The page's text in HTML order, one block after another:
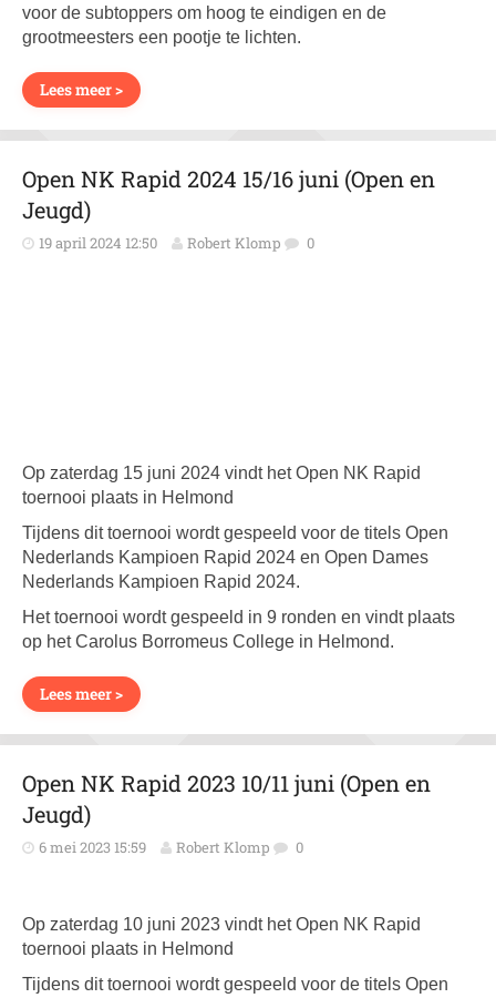
voor de subtoppers om hoog te eindigen en de
grootmeesters een pootje te lichten.
Lees meer >
Open NK Rapid 2024 15/16 juni (Open en
Jeugd)
19 april 2024 12:50 Robert Klomp 0
Op zaterdag 15 juni 2024 vindt het Open NK Rapid
toernooi plaats in Helmond
Tijdens dit toernooi wordt gespeeld voor de titels Open
Nederlands Kampioen Rapid 2024 en Open Dames
Nederlands Kampioen Rapid 2024.
Het toernooi wordt gespeeld in 9 ronden en vindt plaats
op het Carolus Borromeus College in Helmond.
Lees meer >
Open NK Rapid 2023 10/11 juni (Open en
Jeugd)
6 mei 2023 15:59 Robert Klomp 0
Op zaterdag 10 juni 2023 vindt het Open NK Rapid
toernooi plaats in Helmond
Tijdens dit toernooi wordt gespeeld voor de titels Open